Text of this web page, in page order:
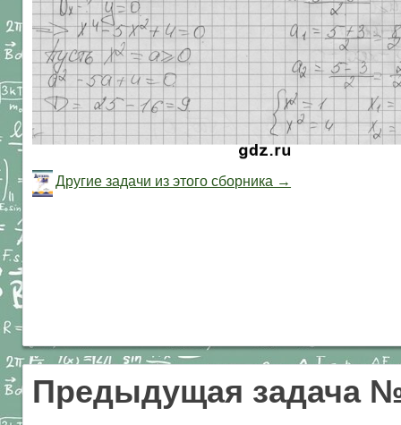
Другие задачи из этого сборника →
Предыдущая задача